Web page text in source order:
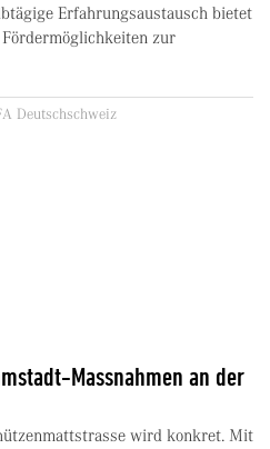
Erfahrungsaustausch bietet
zur
Deutschschweiz
Massnahmen an der
wird konkret. Mit